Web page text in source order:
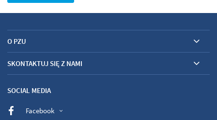
O PZU
SKONTAKTUJ SIĘ Z NAMI
SOCIAL MEDIA
Facebook